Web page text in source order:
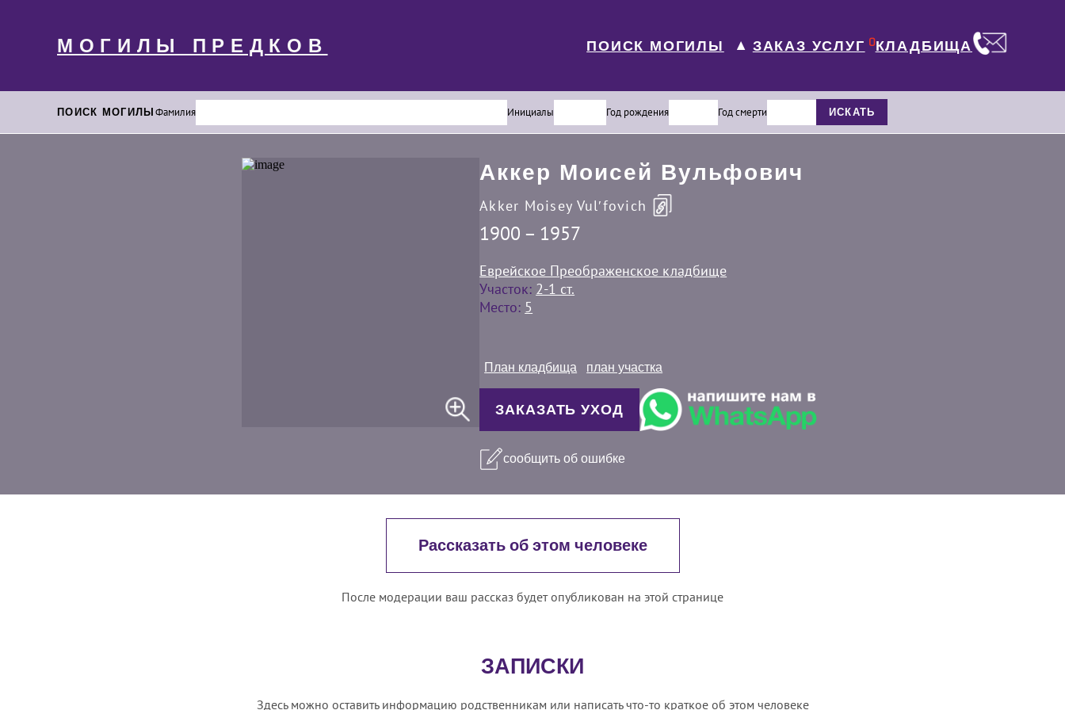
МОГИЛЫ ПРЕДКОВ ПОИСК МОГИЛЫ ▼ ЗАКАЗ УСЛУГ 0КЛАДБИЩА
ПОИСК МОГИЛЫФамилия Инициалы Год рождения Год смерти ИСКАТЬ
Аккер Моисей Вульфович
Akker Moisey Vulʹfovich
1900 – 1957
Еврейское Преображенское кладбище
Участок: 2-1 ст.
Место: 5
План кладбища план участка
ЗАКАЗАТЬ УХОД
сообщить об ошибке
Рассказать об этом человеке
После модерации ваш рассказ будет опубликован на этой странице
ЗАПИСКИ
Здесь можно оставить информацию родственникам или написать что-то краткое об этом человеке